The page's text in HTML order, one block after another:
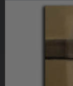
2010 -
2010 -
Palautordera
2010 -
2008 -
2008 -